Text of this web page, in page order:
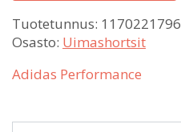
Tuotetunnus: 1170221796
Osasto: Uimashortsit
Adidas Performance